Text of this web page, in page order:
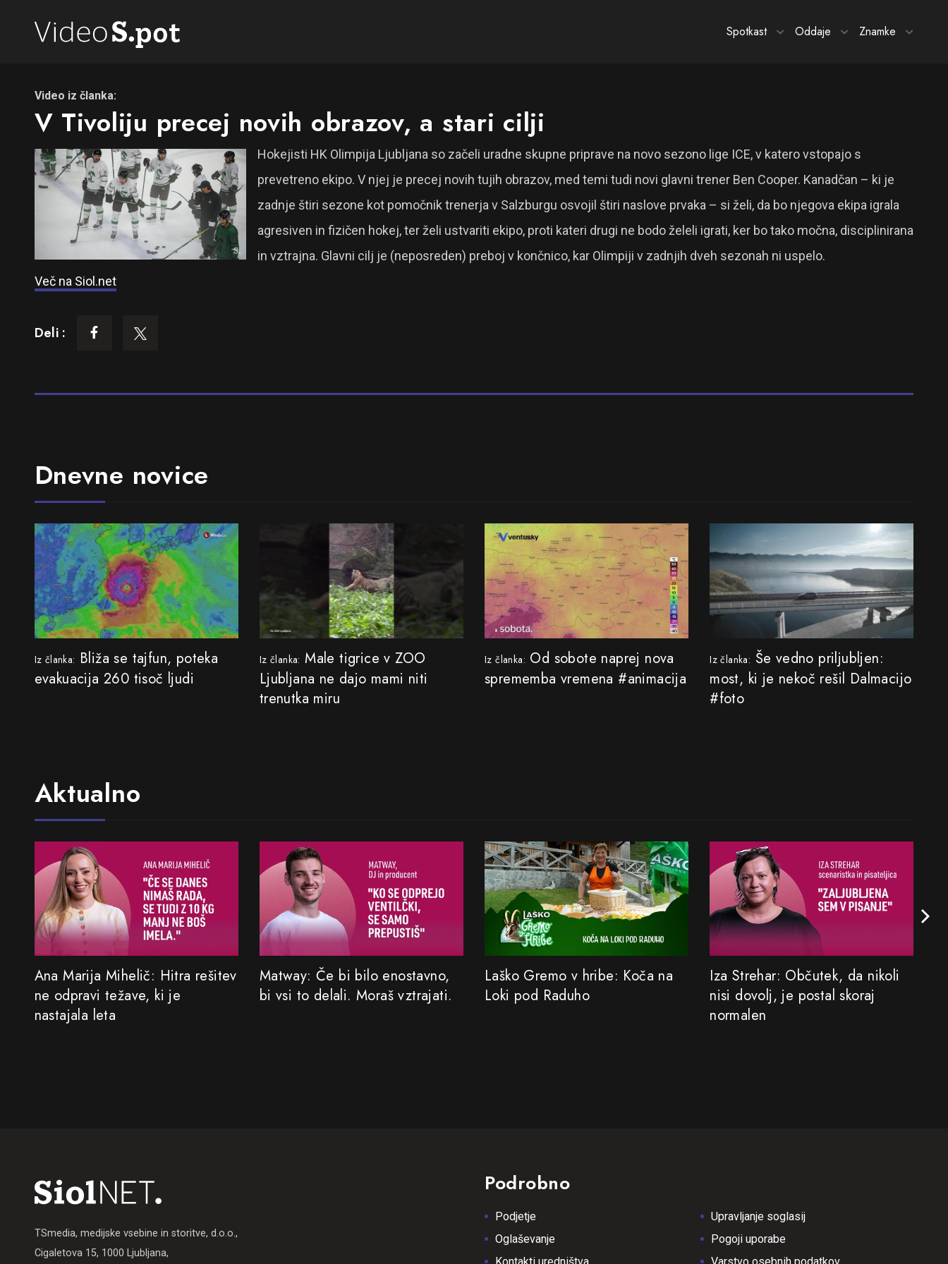
Spotkast Oddaje Znamke
Video iz članka:
V Tivoliju precej novih obrazov, a stari cilji
Hokejisti HK Olimpija Ljubljana so začeli uradne skupne priprave na novo sezono lige ICE, v katero vstopajo s
prevetreno ekipo. V njej je precej novih tujih obrazov, med temi tudi novi glavni trener Ben Cooper. Kanadčan – ki je
zadnje štiri sezone kot pomočnik trenerja v Salzburgu osvojil štiri naslove prvaka – si želi, da bo njegova ekipa igrala
agresiven in fizičen hokej, ter želi ustvariti ekipo, proti kateri drugi ne bodo želeli igrati, ker bo tako močna, disciplinirana
in vztrajna. Glavni cilj je (neposreden) preboj v končnico, kar Olimpiji v zadnjih dveh sezonah ni uspelo.
Več na Siol.net
Deli :
Dnevne novice
Iz članka: Bliža se tajfun, poteka
evakuacija 260 tisoč ljudi
Iz članka: Male tigrice v ZOO
Ljubljana ne dajo mami niti
trenutka miru
Iz članka: Od sobote naprej nova
sprememba vremena #animacija
Iz članka: Še vedno priljubljen:
most, ki je nekoč rešil Dalmacijo
#foto
Aktualno
Ana Marija Mihelič: Hitra rešitev
ne odpravi težave, ki je
nastajala leta
Matway: Če bi bilo enostavno,
bi vsi to delali. Moraš vztrajati.
Laško Gremo v hribe: Koča na
Loki pod Raduho
Iza Strehar: Občutek, da nikoli
nisi dovolj, je postal skoraj
normalen
TSmedia, medijske vsebine in storitve, d.o.o.,
Cigaletova 15, 1000 Ljubljana,
Podrobno
Podjetje
Upravljanje soglasij
Oglaševanje
Pogoji uporabe